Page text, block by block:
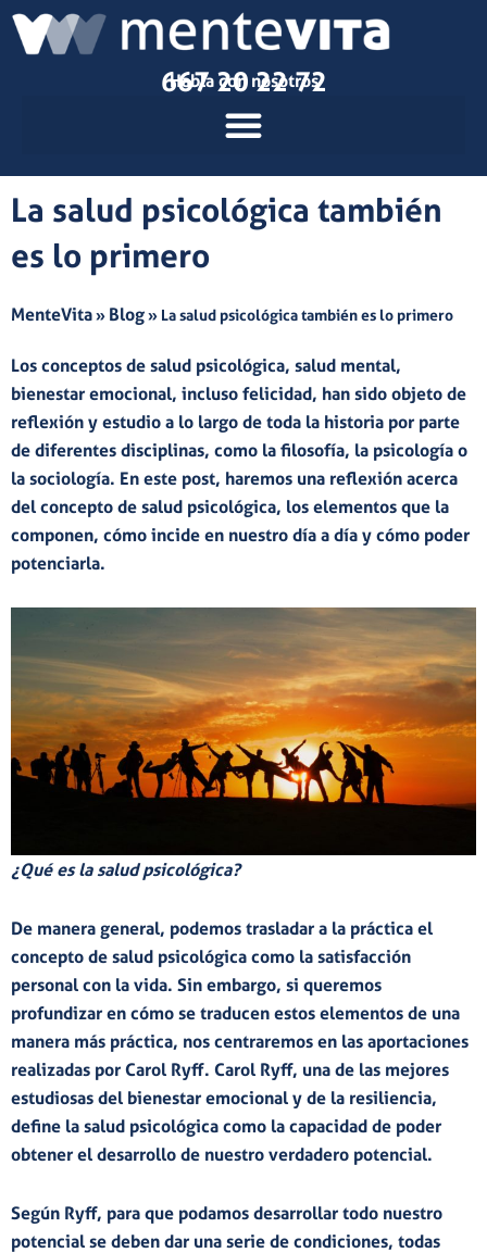
Habla con nosotros
667 20 22 72
La salud psicológica también
es lo primero
MenteVita» Blog» La salud psicológica también es lo primero
Los conceptos de salud psicológica, salud mental,
bienestar emocional, incluso felicidad, han sido objeto de
reflexión y estudio a lo largo de toda la historia por parte
de diferentes disciplinas, como la filosofía, la psicología o
la sociología. En este post, haremos una reflexión acerca
del concepto de salud psicológica, los elementos que la
componen, cómo incide en nuestro día a día y cómo poder
potenciarla.
¿Qué es la salud psicológica?
De manera general, podemos trasladar a la práctica el
concepto de salud psicológica como la satisfacción
personal con la vida. Sin embargo, si queremos
profundizar en cómo se traducen estos elementos de una
manera más práctica, nos centraremos en las aportaciones
realizadas por Carol Ryff. Carol Ryff, una de las mejores
estudiosas del bienestar emocional y de la resiliencia,
define la salud psicológica como la capacidad de poder
obtener el desarrollo de nuestro verdadero potencial.
Según Ryff, para que podamos desarrollar todo nuestro
potencial se deben dar una serie de condiciones, todas